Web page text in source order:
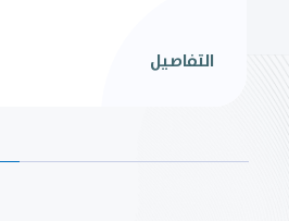
التفاصيل